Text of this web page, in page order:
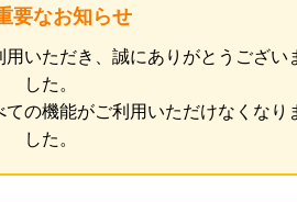
要なお知らせ
いただき、誠にありがとうござい
した。
の機能がご利用いただけなくなり
した。